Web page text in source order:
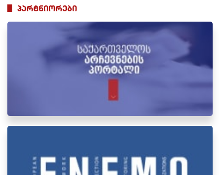
პარტნიორები